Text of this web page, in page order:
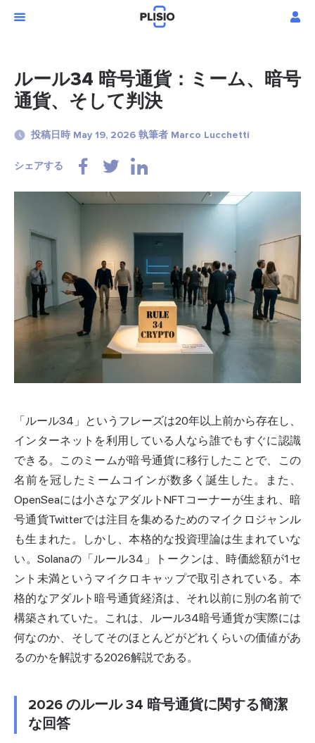
ルール34 暗号通貨：ミーム、暗号
通貨、そして判決
投稿日時 May 19, 2026 執筆者 Marco Lucchetti
シェアする
「ルール34」というフレーズは20年以上前から存在し、
インターネットを利用している人なら誰でもすぐに認識
できる。このミームが暗号通貨に移行したことで、この
名前を冠した ミームコイン が数多く誕生した。また、
OpenSeaには小さなアダルトNFTコーナーが生まれ、暗
号通貨Twitterでは注目を集めるためのマイクロジャンル
も生まれた。しかし、本格的な投資理論は生まれていな
い。Solanaの「ルール34」トークンは、時価総額が1セ
ント未満というマイクロキャップで取引されている。本
格的なアダルト暗号通貨経済は、それ以前に別の名前で
構築されていた。これは、ルール34暗号通貨が実際には
何なのか、そしてそのほとんどがどれくらいの価値があ
るのかを解説する2026解説である。
2026 のルール 34 暗号通貨に関する簡潔
な回答